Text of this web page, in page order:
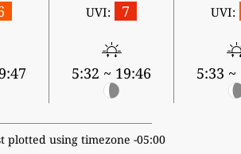
UVI: 7
5:32 ~ 19:46
UVI:
5:33 ~
plotted using timezone -05:00